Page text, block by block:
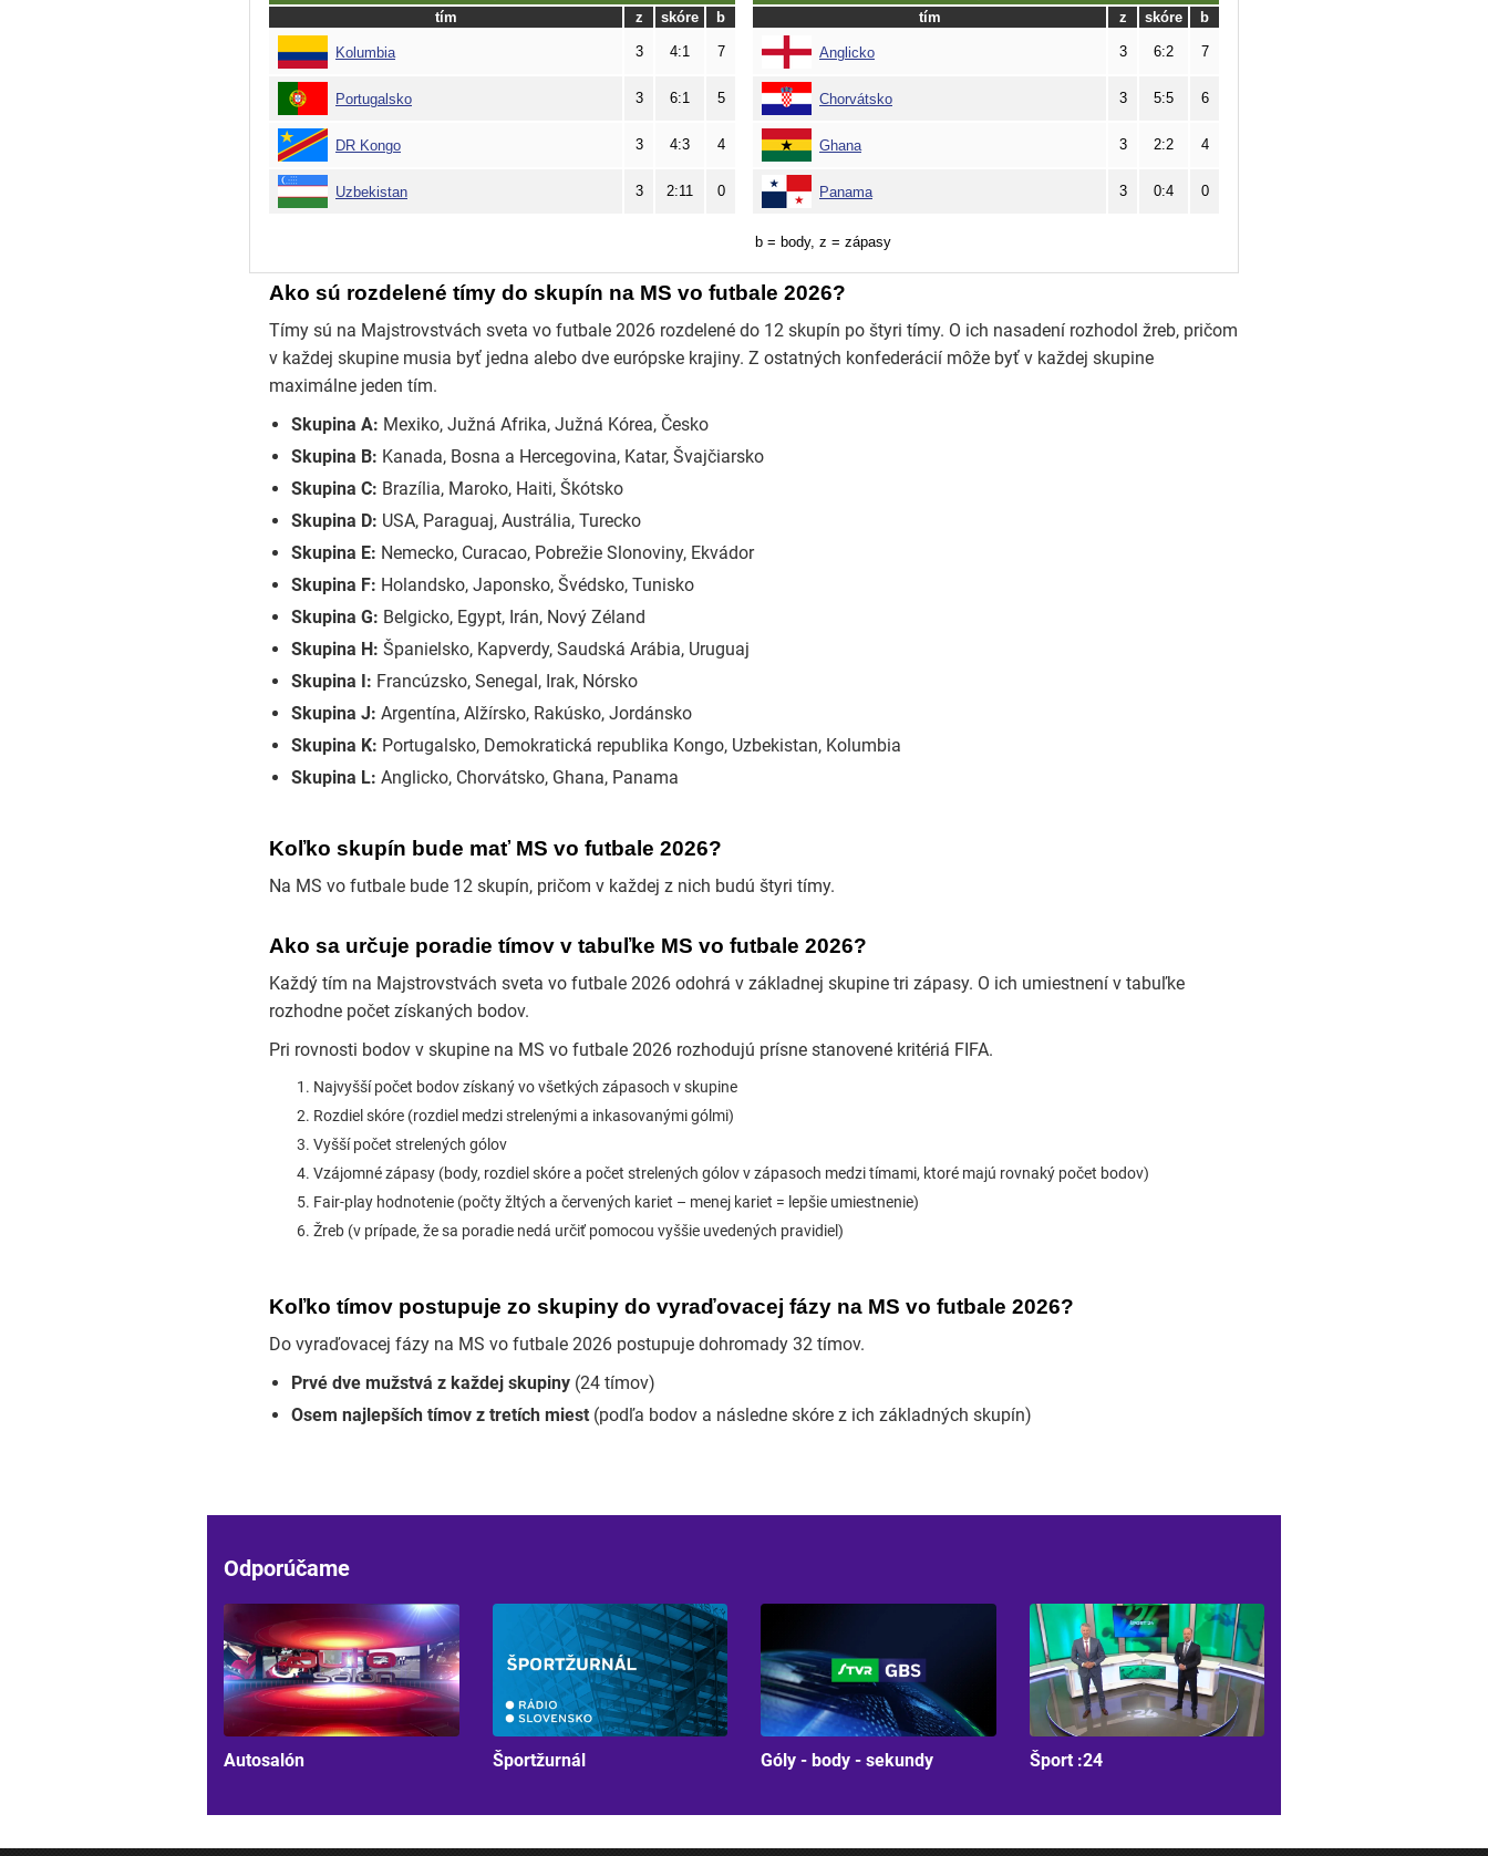
Ako sú rozdelené tímy do skupín na MS vo futbale 2026?
Tímy sú na Majstrovstvách sveta vo futbale 2026 rozdelené do 12 skupín po štyri tímy. O ich nasadení rozhodol žreb, pričom
v každej skupine musia byť jedna alebo dve európske krajiny. Z ostatných konfederácií môže byť v každej skupine
maximálne jeden tím.
Skupina A: Mexiko, Južná Afrika, Južná Kórea, Česko
Skupina B: Kanada, Bosna a Hercegovina, Katar, Švajčiarsko
Skupina C: Brazília, Maroko, Haiti, Škótsko
Skupina D: USA, Paraguaj, Austrália, Turecko
Skupina E: Nemecko, Curacao, Pobrežie Slonoviny, Ekvádor
Skupina F: Holandsko, Japonsko, Švédsko, Tunisko
Skupina G: Belgicko, Egypt, Irán, Nový Zéland
Skupina H: Španielsko, Kapverdy, Saudská Arábia, Uruguaj
Skupina I: Francúzsko, Senegal, Irak, Nórsko
Skupina J: Argentína, Alžírsko, Rakúsko, Jordánsko
Skupina K: Portugalsko, Demokratická republika Kongo, Uzbekistan, Kolumbia
Skupina L: Anglicko, Chorvátsko, Ghana, Panama
Koľko skupín bude mať MS vo futbale 2026?
Na MS vo futbale bude 12 skupín, pričom v každej z nich budú štyri tímy.
Ako sa určuje poradie tímov v tabuľke MS vo futbale 2026?
Každý tím na Majstrovstvách sveta vo futbale 2026 odohrá v základnej skupine tri zápasy. O ich umiestnení v tabuľke
rozhodne počet získaných bodov.
Pri rovnosti bodov v skupine na MS vo futbale 2026 rozhodujú prísne stanovené kritériá FIFA.
Najvyšší počet bodov získaný vo všetkých zápasoch v skupine
Rozdiel skóre (rozdiel medzi strelenými a inkasovanými gólmi)
Vyšší počet strelených gólov
Vzájomné zápasy (body, rozdiel skóre a počet strelených gólov v zápasoch medzi tímami, ktoré majú rovnaký počet bodov)
Fair-play hodnotenie (počty žltých a červených kariet – menej kariet = lepšie umiestnenie)
Žreb (v prípade, že sa poradie nedá určiť pomocou vyššie uvedených pravidiel)
Koľko tímov postupuje zo skupiny do vyraďovacej fázy na MS vo futbale 2026?
Do vyraďovacej fázy na MS vo futbale 2026 postupuje dohromady 32 tímov.
Prvé dve mužstvá z každej skupiny (24 tímov)
Osem najlepších tímov z tretích miest (podľa bodov a následne skóre z ich základných skupín)
Odporúčame
Autosalón Športžurnál Góly - body - sekundy Šport :24